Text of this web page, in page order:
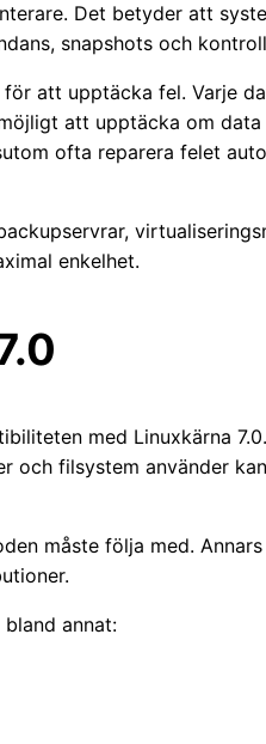
Det betyder att
snapshots och
att upptäcka fel. Varje
att upptäcka om
ofta reparera felet
enkelhet.
med Linuxkärna
och filsystem använder
måste följa med. Annars
annat: